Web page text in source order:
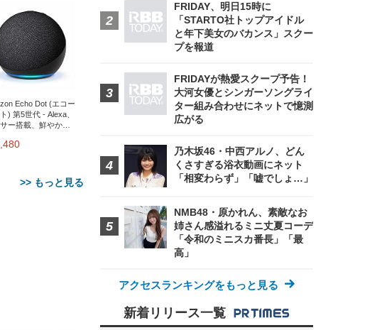
Echo Dot (エコー
ト) 第5世代 - Alexa、
ー搭載、鮮やかな
>> もっと見る
FRIDAY、明日15時に
「STARTO社トップアイドル
と年下美女のバカンス」スクー
プを報道
FRIDAYが熱愛スクープ予告！
大河女優とシンガーソングライ
ター組み合わせにネットで憶測
広がる
乃木坂46・中西アルノ、どん
くさすぎる浴衣動画にネット
「相変わらず」「嘘でしょ…」
NMB48・原かれん、素敵なお
姉さん感溢れるミニ丈夏コーデ
「令和のミニスカ番長」「最
高」
アクセスランキングをもっと見る
新着リリース一覧